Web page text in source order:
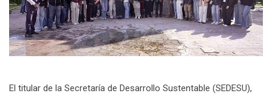
El titular de la Secretaría de Desarrollo Sustentable (SEDESU),